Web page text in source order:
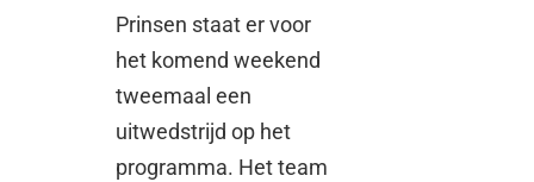
Prinsen staat er voor
het komend weekend
tweemaal een
uitwedstrijd op het
programma. Het team